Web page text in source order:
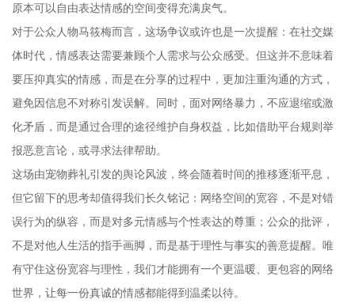
原本可以自由表达情感的空间变得充满戾气。
对于公众人物马筱梅而言，这场争议或许也是一次提醒：在社交媒
体时代，情感表达需要兼顾个人需求与公众感受。但这并不意味着
要压抑真实的情感，而是在分享的过程中，更加注重沟通的方式，
避免因信息不对称引发误解。同时，面对网络暴力，不应退缩或激
化矛盾，而是通过合理的途径维护自身权益，比如借助平台规则举
报恶意言论，或寻求法律帮助。
这场由宠物葬礼引发的舆论风波，终会随着时间的推移逐渐平息，
但它留下的思考却值得我们长久铭记：网络空间的宽容，不是对错
误行为的纵容，而是对多元情感与个性表达的尊重；公众的批评，
不是对他人生活的指手画脚，而是基于理性与事实的善意提醒。唯
有守住这份宽容与理性，我们才能拥有一个更温暖、更包容的网络
世界，让每一份真诚的情感都能得到温柔以待。